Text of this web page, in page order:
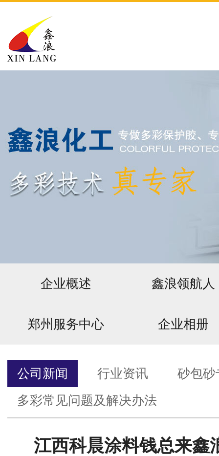
企业概述 鑫浪领航人
郑州服务中心 企业相册
公司新闻 行业资讯
砂包砂
多彩常见问题及解决办法
江西科晨涂料钱总来鑫